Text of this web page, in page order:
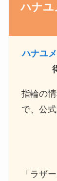
ハナユ
ハナユメ
指輪の
で、公
「ラザ